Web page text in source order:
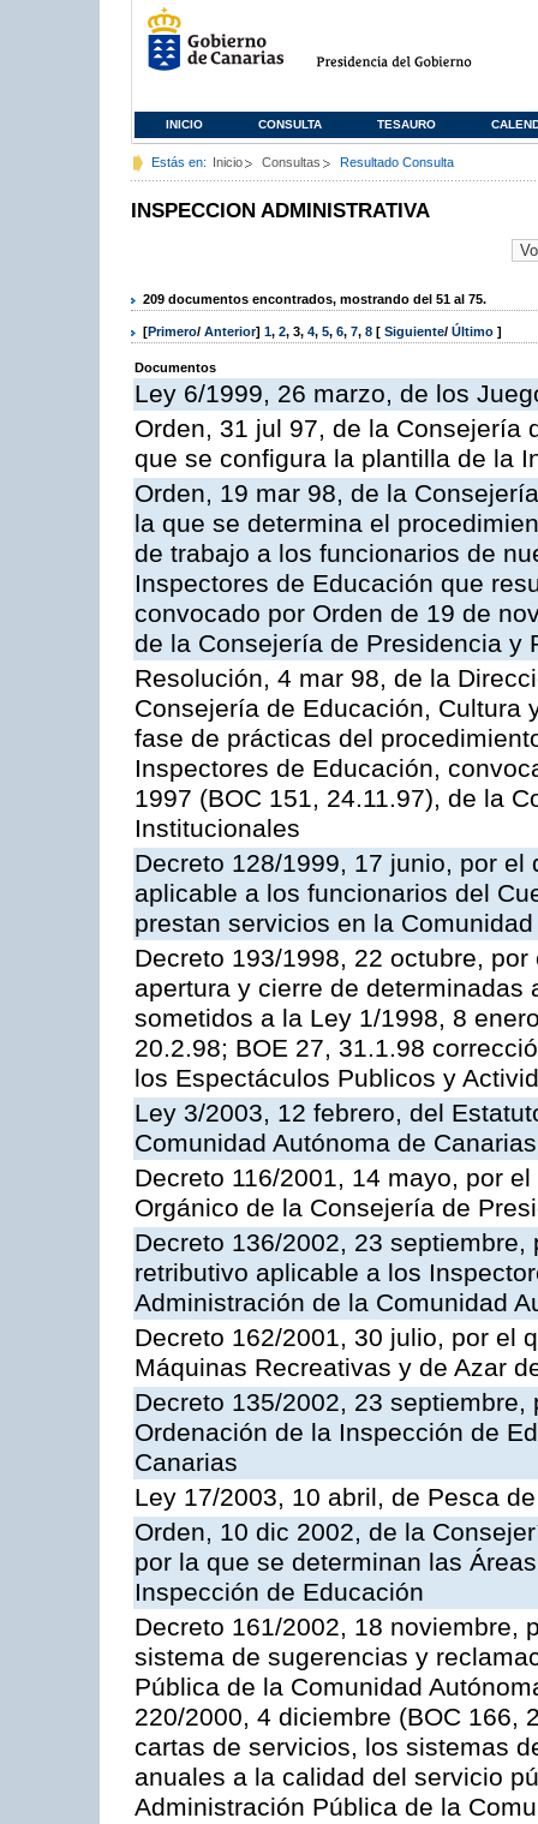
INICIO CONSULTA TESAURO
Estás en: Inicio Consultas Resultado Consulta
INSPECCION ADMINISTRATIVA
209 documentos encontrados, mostrando del 51 al 75.
[Primero/ Anterior] 1, 2, 3, 4, 5, 6, 7, 8 [ Siguiente/ Último ]
Documentos
Ley 6/1999, 26 marzo, de los
Orden, 31 jul 97, de la Consejería
que se configura la plantilla de la
Orden, 19 mar 98, de la
la que se determina el
de trabajo a los funcionarios de
Inspectores de Educación que
convocado por Orden de 19 de
de la Consejería de Presidencia y
Resolución, 4 mar 98, de la
Consejería de Educación, Cultura
fase de prácticas del
Inspectores de Educación,
1997 (BOC 151, 24.11.97), de la
Institucionales
Decreto 128/1999, 17 junio, por
aplicable a los funcionarios del
prestan servicios en la
Decreto 193/1998, 22 octubre,
apertura y cierre de
sometidos a la Ley 1/1998, 8
20.2.98; BOE 27, 31.1.98
los Espectáculos Publicos y
Ley 3/2003, 12 febrero, del
Comunidad Autónoma de Canarias
Decreto 116/2001, 14 mayo, por
Orgánico de la Consejería de
Decreto 136/2002, 23
retributivo aplicable a los
Administración de la Comunidad
Decreto 162/2001, 30 julio, por el
Máquinas Recreativas y de Azar
Decreto 135/2002, 23
Ordenación de la Inspección de
Canarias
Ley 17/2003, 10 abril, de Pesca
Orden, 10 dic 2002, de la
por la que se determinan las
Inspección de Educación
Decreto 161/2002, 18 noviembre,
sistema de sugerencias y
Pública de la Comunidad
220/2000, 4 diciembre (BOC 166,
cartas de servicios, los sistemas
anuales a la calidad del servicio
Administración Pública de la